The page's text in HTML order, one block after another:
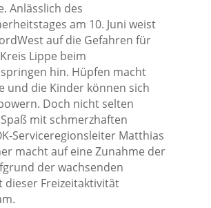
Anlässlich des
am 10. Juni weist
auf die Gefahren für
Lippe beim
hin. Hüpfen macht
und die Kinder können sich
Doch nicht selten
mit schmerzhaften
Serviceregionsleiter Matthias
macht auf eine Zunahme der
der wachsenden
dieser Freizeitaktivität